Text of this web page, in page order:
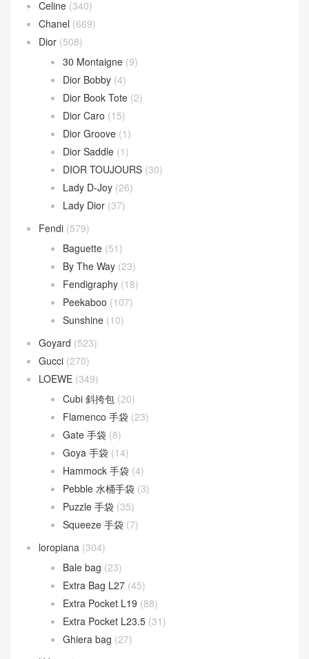
Hop 斜挎包
Jodie 手提包
Loop 斜挎包
Parachute Bag(10)
Sardine Hobo(4)
Wallace Bag(10)
Celine(340)
Chanel(669)
Dior
(508)
30 Montaigne(9)
Dior Bobby (4)
Dior Book Tote
Dior Caro
Dior Groove(1)
Dior Saddle(1)
DIOR TOUJOURS
Lady D-Joy(26)
Lady Dior (37)
Fendi(579)
Baguette
By The Way
Fendigraphy (18)
Peekaboo (107)
Sunshine(10)
Goyard(523)
Gucci (270)
LOEWE(349)
Cubi 斜挎包 (20)
Flamenco 手袋(23)
Gate 手袋
Goya 手袋(14)
Hammock 手袋(4)
Pebble 水桶手袋(3)
Puzzle 手袋(35)
Squeeze 手袋(7)